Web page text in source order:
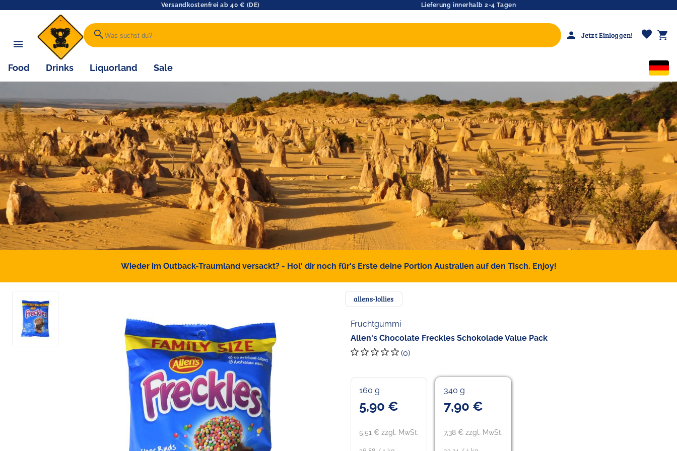
Versandkostenfrei ab 40 € (DE) Lieferung innerhalb 2-4 Tagen
search person Jetzt Einloggen! favorite shopping_cart
Food Drinks Liquorland Sale
Wieder im Outback-Traumland versackt? - Hol' dir noch für's Erste deine Portion Australien auf den Tisch. Enjoy!
allens-lollies
Fruchtgummi
Allen's Chocolate Freckles Schokolade Value Pack
(0)
160 g
5,90 €
5,51 € zzgl. MwSt.
340 g
7,90 €
7,38 € zzgl. MwSt.